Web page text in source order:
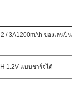
/ 3A1200mAh ของเล่นปืน
1.2V แบบชาร์จได้